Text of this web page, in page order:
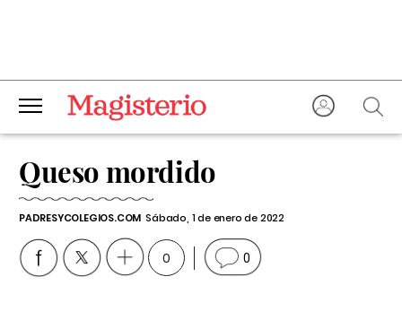
Queso mordido
PADRESYCOLEGIOS.COM Sábado, 1 de enero de 2022
0 0